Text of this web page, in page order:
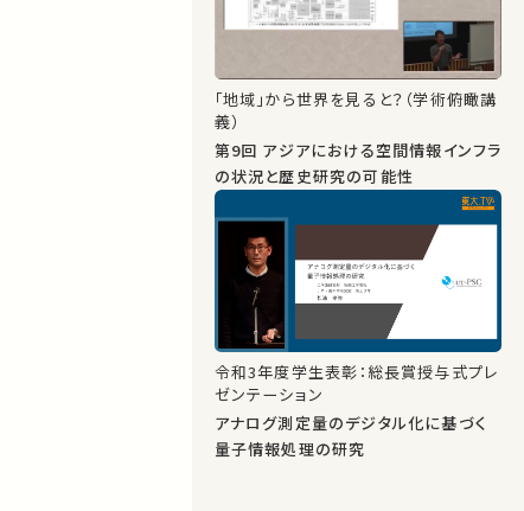
「地域」から世界を見ると？（学術俯瞰講
義）
第9回 アジアにおける空間情報インフラ
の状況と歴史研究の可能性
令和3年度学生表彰：総長賞授与式プレ
ゼンテーション
アナログ測定量のデジタル化に基づく
量子情報処理の研究